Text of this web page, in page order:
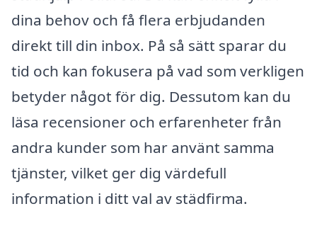
dina behov och få flera erbjudanden
direkt till din inbox. På så sätt sparar du
tid och kan fokusera på vad som verkligen
betyder något för dig. Dessutom kan du
läsa recensioner och erfarenheter från
andra kunder som har använt samma
tjänster, vilket ger dig värdefull
information i ditt val av städfirma.